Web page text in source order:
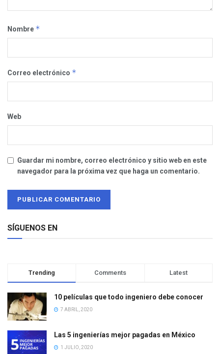
Nombre *
Correo electrónico *
Web
Guardar mi nombre, correo electrónico y sitio web en este
navegador para la próxima vez que haga un comentario.
SÍGUENOS EN
Trending Comments Latest
10 películas que todo ingeniero debe conocer
7 ABRIL, 2020
Las 5 ingenierías mejor pagadas en México
1 JULIO, 2020